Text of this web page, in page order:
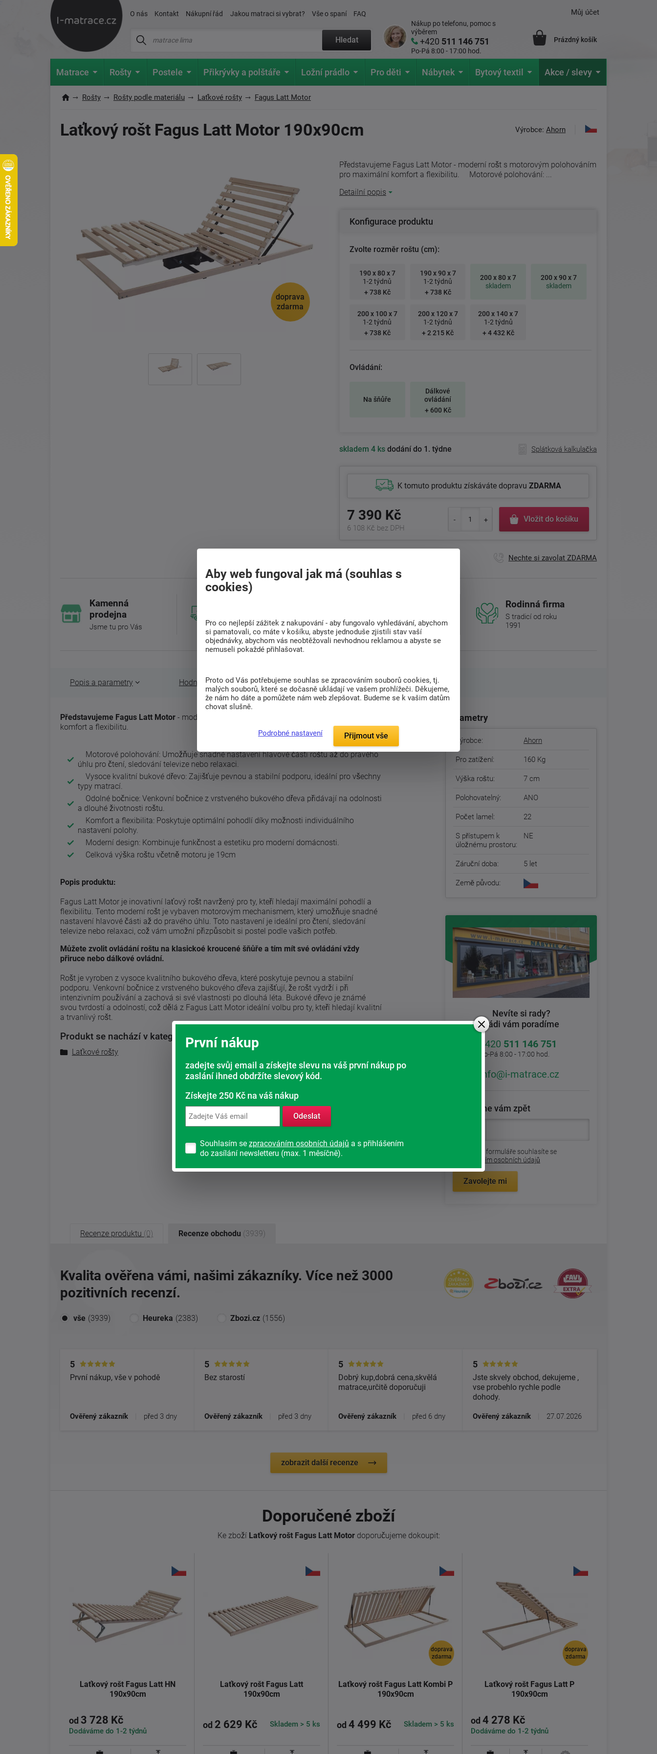
O nás Kontakt Nákupní řád Jakou matraci si vybrat? Vše o spaní FAQ
Hledat
Nákup po telefonu, pomoc s
výběrem
+420 511 146 751
Po-Pá 8:00 - 17:00 hod.
Můj účet
Prázdný košík
Matrace Rošty Postele Přikrývky a polštáře Ložní prádlo Pro děti Nábytek Bytový textil Akce / slevy
Rošty Rošty podle materiálu Laťkové rošty Fagus Latt Motor
Laťkový rošt Fagus Latt Motor 190x90cm Výrobce:Ahorn
doprava
zdarma
Představujeme Fagus Latt Motor - moderní rošt s motorovým polohováním
pro maximální komfort a flexibilitu. Motorové polohování: ...
Detailní popis
Konfigurace produktu
Zvolte rozměr roštu (cm):
190 x 80 x 7
1-2 týdnů
+ 738 Kč
190 x 90 x 7
1-2 týdnů
+ 738 Kč
200 x 80 x 7
skladem
200 x 90 x 7
skladem
200 x 100 x 7
1-2 týdnů
+ 738 Kč
200 x 120 x 7
1-2 týdnů
+ 2 215 Kč
200 x 140 x 7
1-2 týdnů
+ 4 432 Kč
Ovládání:
Na šňůře
Dálkové
ovládání
+ 600 Kč
skladem 4 ksdodání do 1. týdne Splátková kalkulačka
K tomuto produktu získáváte dopravu ZDARMA
7 390 Kč
6 108 Kč bez DPH
Vložit do košíku
Nechte si zavolat ZDARMA
Kamenná
prodejna
Jsme tu pro Vás
Při nákupu nad 6 000
Kč
Najděte vhodnou matraci
Rodinná firma
S tradicí od roku
1991
Popis a parametry Hodnocení (0) Související zboží (4)
Představujeme Fagus Latt Motor - moderní rošt s motorovým polohováním pro maximální
komfort a flexibilitu.
Motorové polohování: Umožňuje snadné nastavení hlavové části roštu až do pravého
úhlu pro čtení, sledování televize nebo relaxaci.
Vysoce kvalitní bukové dřevo: Zajišťuje pevnou a stabilní podporu, ideální pro všechny
typy matrací.
Odolné bočnice: Venkovní bočnice z vrstveného bukového dřeva přidávají na odolnosti
a dlouhé životnosti roštu.
Komfort a flexibilita: Poskytuje optimální pohodlí díky možnosti individuálního
nastavení polohy.
Moderní design: Kombinuje funkčnost a estetiku pro moderní domácnosti.
Celková výška roštu včetně motoru je 19cm
Popis produktu:
Fagus Latt Motor je inovativní laťový rošt navržený pro ty, kteří hledají maximální pohodlí a
flexibilitu. Tento moderní rošt je vybaven motorovým mechanismem, který umožňuje snadné
nastavení hlavové části až do pravého úhlu. Toto nastavení je ideální pro čtení, sledování
televize nebo relaxaci, což vám umožní přizpůsobit si postel podle vašich potřeb.
Můžete zvolit ovládání roštu na klasickoé kroucené šňůře a tím mít své ovládání vždy
přiruce nebo dálkové ovládní.
Rošt je vyroben z vysoce kvalitního bukového dřeva, které poskytuje pevnou a stabilní
podporu. Venkovní bočnice z vrstveného bukového dřeva zajišťují, že rošt vydrží i při
intenzivním používání a zachová si své vlastnosti po dlouhá léta. Bukové dřevo je známé
svou tvrdostí a odolností, což dělá z Fagus Latt Motor ideální volbu pro ty, kteří hledají kvalitní
a trvanlivý rošt.
Produkt se nachází v kategoriích:
Laťkové rošty
Parametry
Výrobce: Ahorn
Pro zatížení: 160 Kg
Výška roštu: 7 cm
Polohovatelný: ANO
Počet lamel: 22
S přístupem k
úložnému prostoru:
NE
Záruční doba: 5 let
Země původu:
Nevíte si rady?
Rádi vám poradíme
+420 511 146 751
Po-Pá 8:00 - 17:00 hod.
info@i-matrace.cz
Zavoláme vám zpět
Odesláním formuláře souhlasíte se
zpracovaním osobních údajů
Zavolejte mi
Recenze produktu (0) Recenze obchodu (3939)
Kvalita ověřena vámi, našimi zákazníky. Více než 3000
pozitivních recenzí.
vše (3939) Heureka (2383) Zbozi.cz (1556)
5
První nákup, vše v pohodě
Ověřený zákazník před 3 dny
5
Bez starostí
Ověřený zákazník před 3 dny
5
Dobrý kup,dobrá cena,skvělá
matrace,určitě doporučuji
Ověřený zákazník před 6 dny
5
Jste skvely obchod, dekujeme ,
vse probehlo rychle podle
dohody.
Ověřený zákazník 27.07.2026
zobrazit další recenze
Doporučené zboží
Ke zboží Laťkový rošt Fagus Latt Motordoporučujeme dokoupit:
Laťkový rošt Fagus Latt HN
190x90cm
od 3 728 Kč
Dodáváme do 1-2 týdnů
Laťkový rošt Fagus Latt
190x90cm
od 2 629 Kč Skladem > 5 ks
doprava
zdarma
Laťkový rošt Fagus Latt Kombi P
190x90cm
od 4 499 Kč Skladem > 5 ks
doprava
zdarma
Laťkový rošt Fagus Latt P
190x90cm
od 4 278 Kč
Dodáváme do 1-2 týdnů
První nákup
zadejte svůj email a získejte slevu na váš první nákup po
zaslání ihned obdržíte slevový kód.
Získejte 250 Kč na váš nákup
Odeslat
Souhlasím se zpracováním osobních údajů a s přihlášením
do zasílání newsletteru (max. 1 měsíčně).
Aby web fungoval jak má (souhlas s
cookies)
Pro co nejlepší zážitek z nakupování - aby fungovalo vyhledávání, abychom
si pamatovali, co máte v košíku, abyste jednoduše zjistili stav vaší
objednávky, abychom vás neobtěžovali nevhodnou reklamou a abyste se
nemuseli pokaždé přihlašovat.
Proto od Vás potřebujeme souhlas se zpracováním souborů cookies, tj.
malých souborů, které se dočasně ukládají ve vašem prohlížeči. Děkujeme,
že nám ho dáte a pomůžete nám web zlepšovat. Budeme se k vašim datům
chovat slušně.
Podrobné nastavení Přijmout vše